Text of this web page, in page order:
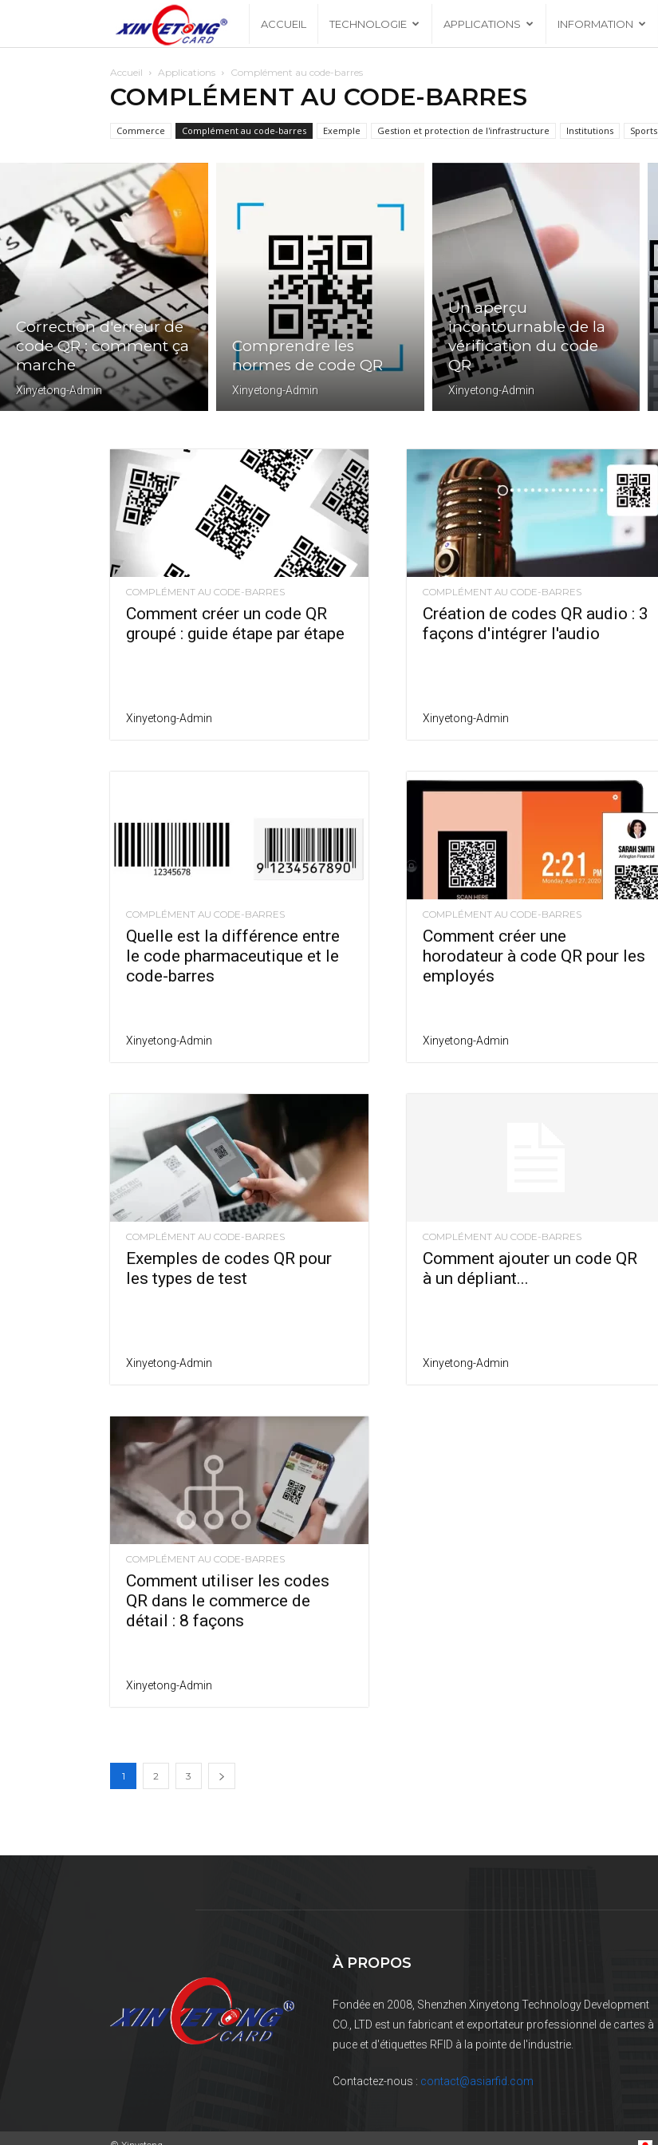
Xingyetonblog
ACCUEIL TECHNOLOGIE APPLICATIONS INFORMATION
Accueil Applications Complément au code-barres
COMPLÉMENT AU CODE-BARRES
Commerce Complément au code-barres Exemple Gestion et protection de l'infrastructure Institutions Sports
Correction d'erreur de
code QR : comment ça
marche
Xinyetong-Admin
Comprendre les
normes de code QR
Xinyetong-Admin
Un aperçu
incontournable de la
vérification du code
QR
Xinyetong-Admin
COMPLÉMENT AU CODE-BARRES
Comment créer un code QR
groupé : guide étape par étape
Xinyetong-Admin
COMPLÉMENT AU CODE-BARRES
Création de codes QR audio : 3
façons d'intégrer l'audio
Xinyetong-Admin
COMPLÉMENT AU CODE-BARRES
Quelle est la différence entre
le code pharmaceutique et le
code-barres
Xinyetong-Admin
COMPLÉMENT AU CODE-BARRES
Comment créer une
horodateur à code QR pour les
employés
Xinyetong-Admin
COMPLÉMENT AU CODE-BARRES
Exemples de codes QR pour
les types de test
Xinyetong-Admin
COMPLÉMENT AU CODE-BARRES
Comment ajouter un code QR
à un dépliant...
Xinyetong-Admin
COMPLÉMENT AU CODE-BARRES
Comment utiliser les codes
QR dans le commerce de
détail : 8 façons
Xinyetong-Admin
1 2 3
À PROPOS
Fondée en 2008, Shenzhen Xinyetong Technology Development
CO., LTD est un fabricant et exportateur professionnel de cartes à
puce et d'étiquettes RFID à la pointe de l'industrie.
Contactez-nous : contact@asiarfid.com